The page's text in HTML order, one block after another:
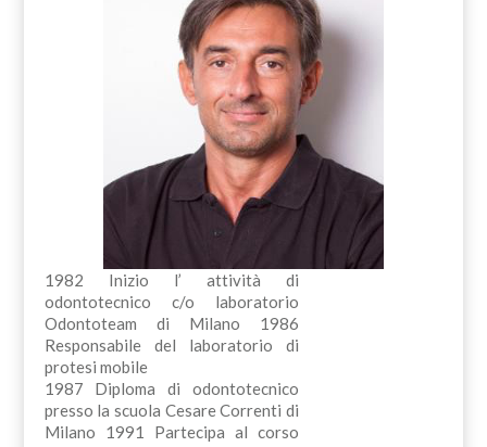
1982 Inizio l’ attività di
odontotecnico c/o laboratorio
Odontoteam di Milano 1986
Responsabile del laboratorio di
protesi mobile
1987 Diploma di odontotecnico
presso la scuola Cesare Correnti di
Milano 1991 Partecipa al corso